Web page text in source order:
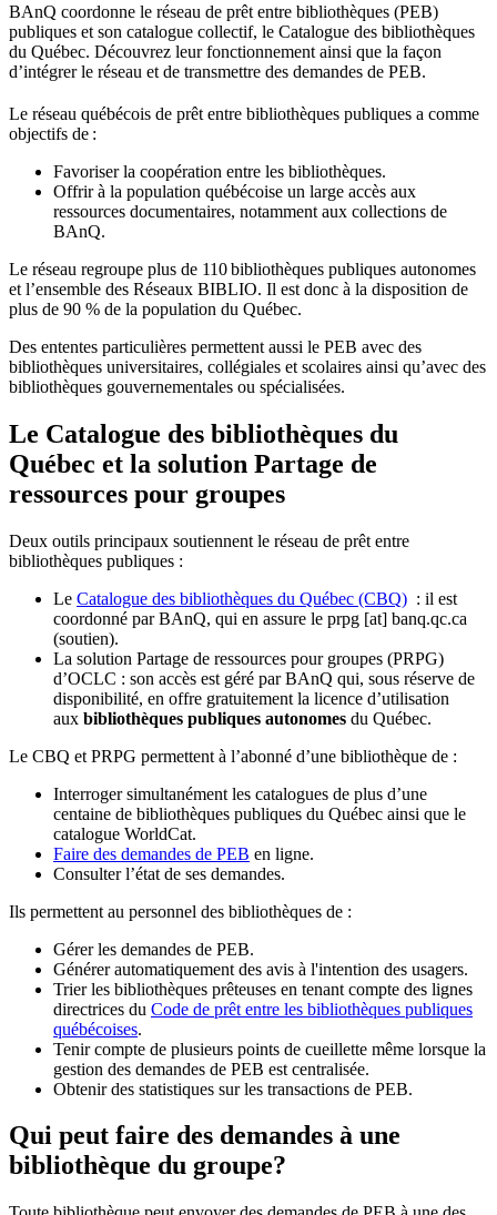
BAnQ coordonne le réseau de prêt entre bibliothèques (PEB)
publiques et son catalogue collectif, le Catalogue des bibliothèques
du Québec. Découvrez leur fonctionnement ainsi que la façon
d’intégrer le réseau et de transmettre des demandes de PEB.
Le réseau québécois de prêt entre bibliothèques publiques a comme
objectifs de :
Favoriser la coopération entre les bibliothèques.
Offrir à la population québécoise un large accès aux
ressources documentaires, notamment aux collections de
BAnQ.
Le réseau regroupe plus de 110bibliothèques publiques autonomes
et l’ensemble des Réseaux BIBLIO. Il est donc à la disposition de
plus de 90 % de la population du Québec.
Des ententes particulières permettent aussi le PEB avec des
bibliothèques universitaires, collégiales et scolaires ainsi qu’avec des
bibliothèques gouvernementales ou spécialisées.
Le Catalogue des bibliothèques du
Québec et la solution Partage de
ressources pour groupes
Deux outils principaux soutiennent le réseau de prêt entre
bibliothèques publiques :
Le Catalogue des bibliothèques du Québec (CBQ) : il est
coordonné par BAnQ, qui en assure le prpg [at] banq.qc.ca
(soutien).
La solution Partage de ressources pour groupes (PRPG)
d’OCLC : son accès est géré par BAnQ qui, sous réserve de
disponibilité, en offre gratuitement la licence d’utilisation
aux bibliothèques publiques autonomes du Québec.
Le CBQ et PRPG permettent à l’abonné d’une bibliothèque de :
Interroger simultanément les catalogues de plus d’une
centaine de bibliothèques publiques du Québec ainsi que le
catalogue WorldCat.
Faire des demandes de PEB en ligne.
Consulter l’état de ses demandes.
Ils permettent au personnel des bibliothèques de :
Gérer les demandes de PEB.
Générer automatiquement des avis à l'intention des usagers.
Trier les bibliothèques prêteuses en tenant compte des lignes
directrices du Code de prêt entre les bibliothèques publiques
québécoises.
Tenir compte de plusieurs points de cueillette même lorsque la
gestion des demandes de PEB est centralisée.
Obtenir des statistiques sur les transactions de PEB.
Qui peut faire des demandes à une
bibliothèque du groupe?